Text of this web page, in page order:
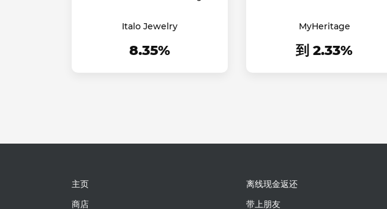
Italo Jewelry
8.35%
MyHeritage
到 2.33%
主页
商店
离线现金返还
带上朋友